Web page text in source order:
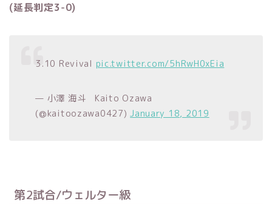
(延長判定3-0)
3.10 Revival pic.twitter.com/5hRwH0xEia
— 小澤 海斗 Kaito Ozawa
(@kaitoozawa0427)January 18, 2019
第2試合/ウェルター級